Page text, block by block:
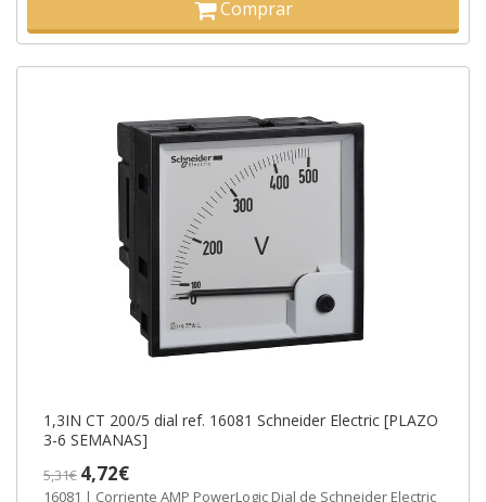
Comprar
1,3IN CT 200/5 dial ref. 16081 Schneider Electric [PLAZO
3-6 SEMANAS]
5,31€ 4,72€
16081 | Corriente AMP PowerLogic Dial de Schneider Electric